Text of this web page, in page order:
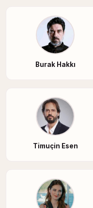
Burak Hakkı
Timuçin Esen